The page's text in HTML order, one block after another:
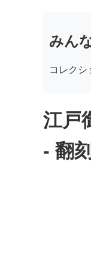
みん
コレクシ
江戸
- 翻刻